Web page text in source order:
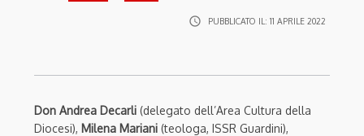
access_time PUBBLICATO IL: 11 APRILE 2022
Don Andrea Decarli (delegato dell’Area Cultura della
Diocesi), Milena Mariani (teologa, ISSR Guardini),